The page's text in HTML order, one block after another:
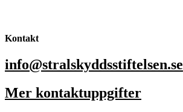
Kontakt
info@stralskyddsstiftelsen.se
Mer kontaktuppgifter